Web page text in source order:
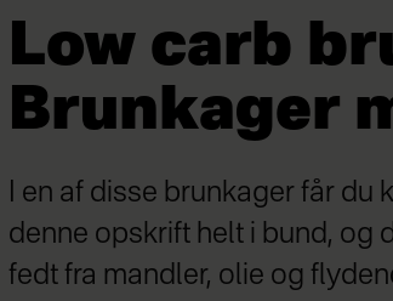
Low carb
Brunkager
I en af disse brunkager får du
denne opskrift helt i bund, og
fedt fra mandler, olie og